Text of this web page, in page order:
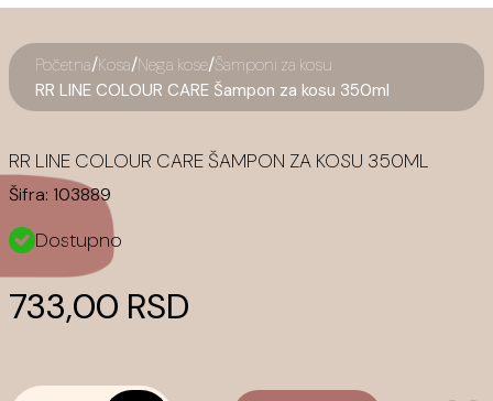
Početna/Kosa/Nega kose/Šamponi za kosu
RR LINE COLOUR CARE Šampon za kosu 350ml
RR LINE COLOUR CARE ŠAMPON ZA KOSU 350ML
Šifra: 103889
Dostupno
733,00 RSD